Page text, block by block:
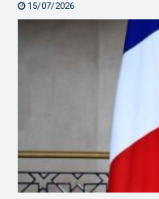
15/07/2026